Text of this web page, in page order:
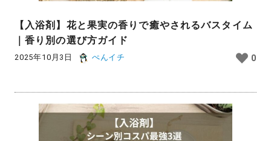
【入浴剤】花と果実の香りで癒やされるバスタイム
｜香り別の選び方ガイド
2025年10月3日 ぺんイチ 0